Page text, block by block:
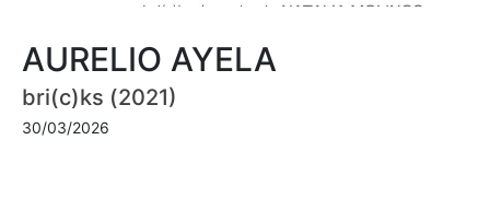
AURELIO AYELA
bri(c)ks (2021)
30/03/2026